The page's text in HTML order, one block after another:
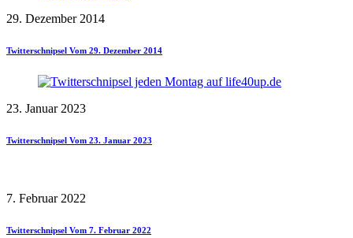
29. Dezember 2014
Twitterschnipsel Vom 29. Dezember 2014
23. Januar 2023
Twitterschnipsel Vom 23. Januar 2023
7. Februar 2022
Twitterschnipsel Vom 7. Februar 2022